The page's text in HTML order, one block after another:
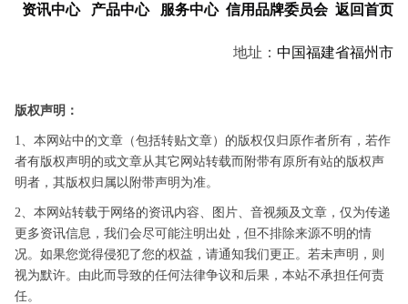
资讯中心 产品中心 服务中心 信用品牌委员会 返回首页
地址： 中国福建省福州市
版权声明：
1、本网站中的文章（包括转贴文章）的版权仅归原作者所有，若作
者有版权声明的或文章从其它网站转载而附带有原所有站的版权声
明者，其版权归属以附带声明为准。
2、本网站转载于网络的资讯内容、图片、音视频及文章，仅为传递
更多资讯信息，我们会尽可能注明出处，但不排除来源不明的情
况。如果您觉得侵犯了您的权益，请通知我们更正。若未声明，则
视为默许。由此而导致的任何法律争议和后果，本站不承担任何责
任。